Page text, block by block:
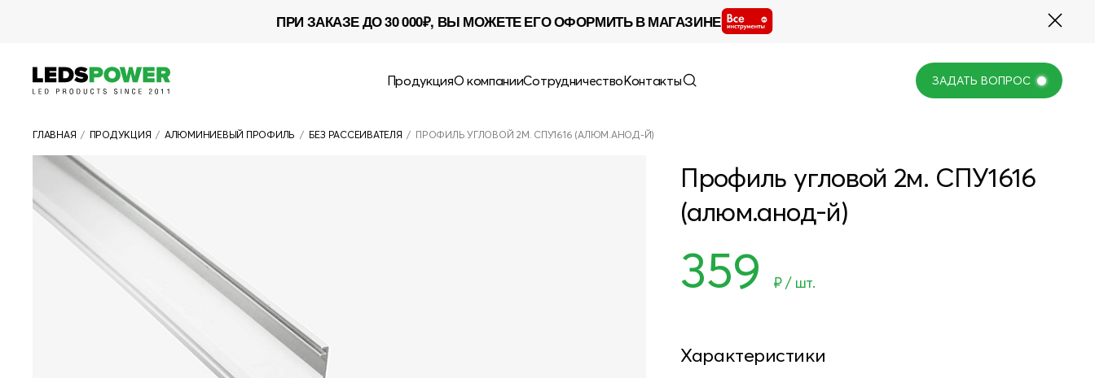
ПРИ ЗАКАЗЕ ДО 30 000₽, ВЫ МОЖЕТЕ ЕГО ОФОРМИТЬ В МАГАЗИНЕ
ПродукцияО компанииСотрудничествоКонтакты
ЗАДАТЬ ВОПРОС
ВСЯ ПРОДУКЦИЯ
СВЕТОДИОДНАЯ ЛЕНТА
БЛОКИ ПИТАНИЯ
УПРАВЛЕНИЕ СВЕТОМ
СВЕТОДИОДНЫЕ ЛАМПЫ
ГЛАВНАЯ / ПРОДУКЦИЯ / АЛЮМИНИЕВЫЙ ПРОФИЛЬ / БЕЗ РАССЕИВАТЕЛЯ / ПРОФИЛЬ УГЛОВОЙ 2М. СПУ1616 (АЛЮМ.АНОД-Й)
Профиль угловой 2м. СПУ1616
(алюм.анод-й)
359 ₽ / шт.
Характеристики